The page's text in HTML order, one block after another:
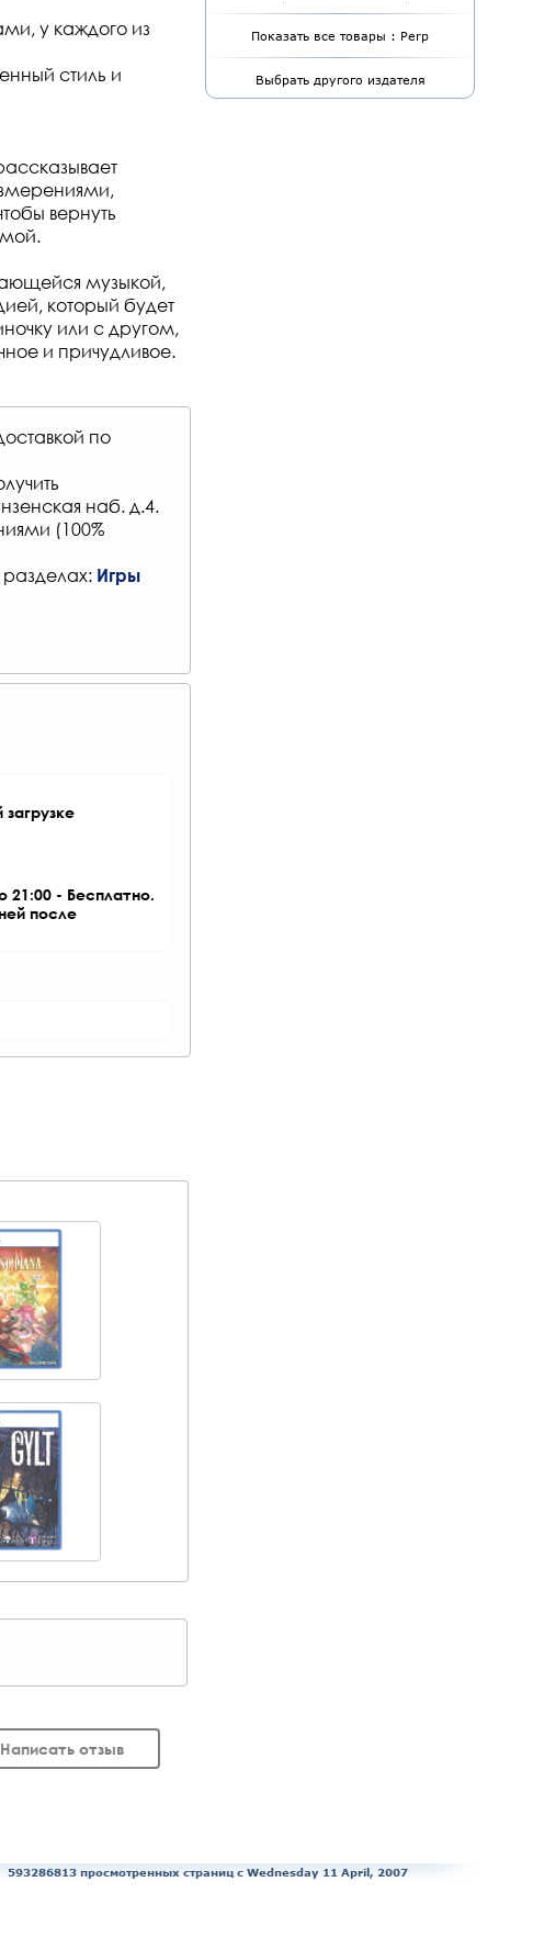
у каждого из
стиль и
вернуть
музыкой,
который будет
или с другом,
и причудливое.
по
наб. д.4.
(100%
Игры
21:00 - Бесплатно.
после
Написать отзыв
Показать все товары : Perp
Выбрать другого издателя
593286813 просмотренных страниц c Wednesday 11 April, 2007